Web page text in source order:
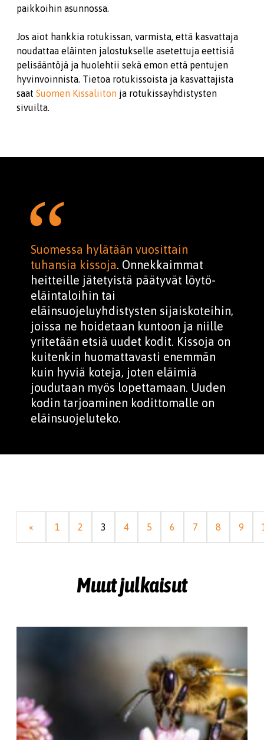
paikkoihin asunnossa.
Jos aiot hankkia rotukissan, varmista, että kasvattaja
noudattaa eläinten jalostukselle asetettuja eettisiä
pelisääntöjä ja huolehtii sekä emon että pentujen
hyvinvoinnista. Tietoa rotukissoista ja kasvattajista
saat Suomen Kissaliiton ja rotukissayhdistysten
sivuilta.
Suomessa hylätään vuosittain
tuhansia kissoja. Onnekkaimmat
heitteille jätetyistä päätyvät löytö­
eläintaloihin tai
eläinsuojeluyhdistysten sijais­koteihin,
joissa ne hoidetaan kuntoon ja niille
yritetään etsiä uudet kodit. Kissoja on
kuitenkin huomattavasti enemmän
kuin hyviä koteja, joten eläimiä
joudutaan myös lopettamaan. Uuden
kodin tarjoaminen kodittomalle on
eläinsuojeluteko.
« 1 2 3 4 5 6 7 8 9
Muut julkaisut